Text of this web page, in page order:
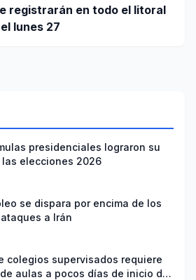
registrarán en todo el litoral
lunes 27
presidenciales lograron su
elecciones 2026
se dispara por encima de los
a Irán
colegios supervisados requiere
aulas a pocos días de inicio del